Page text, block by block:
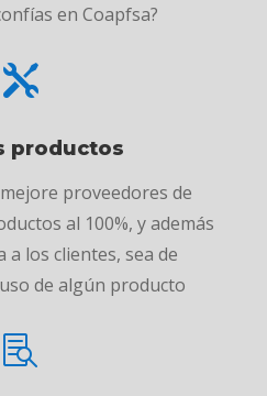
en Coapfsa?

productos
proveedores de
al 100%, y además
a los clientes, sea de
de algún producto
